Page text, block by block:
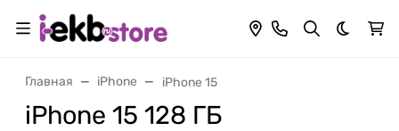
Темная
Главная iPhone iPhone 15
iPhone 15 128 ГБ